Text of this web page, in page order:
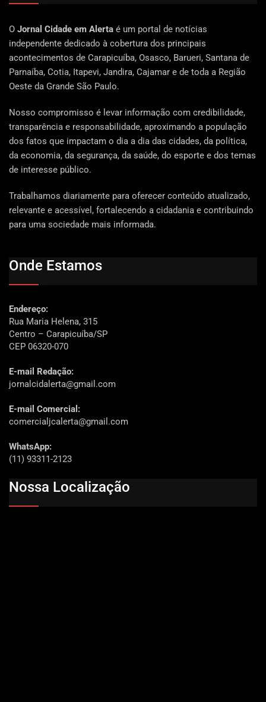
O Jornal Cidade em Alerta é um portal de notícias
independente dedicado à cobertura dos principais
acontecimentos de Carapicuíba, Osasco, Barueri, Santana de
Parnaíba, Cotia, Itapevi, Jandira, Cajamar e de toda a Região
Oeste da Grande São Paulo.
Nosso compromisso é levar informação com credibilidade,
transparência e responsabilidade, aproximando a população
dos fatos que impactam o dia a dia das cidades, da política,
da economia, da segurança, da saúde, do esporte e dos temas
de interesse público.
Trabalhamos diariamente para oferecer conteúdo atualizado,
relevante e acessível, fortalecendo a cidadania e contribuindo
para uma sociedade mais informada.
Onde Estamos
Endereço:
Rua Maria Helena, 315
Centro – Carapicuíba/SP
CEP 06320-070
E-mail Redação:
jornalcidalerta@gmail.com
E-mail Comercial:
comercialjcalerta@gmail.com
WhatsApp:
(11) 93311-2123
Nossa Localização